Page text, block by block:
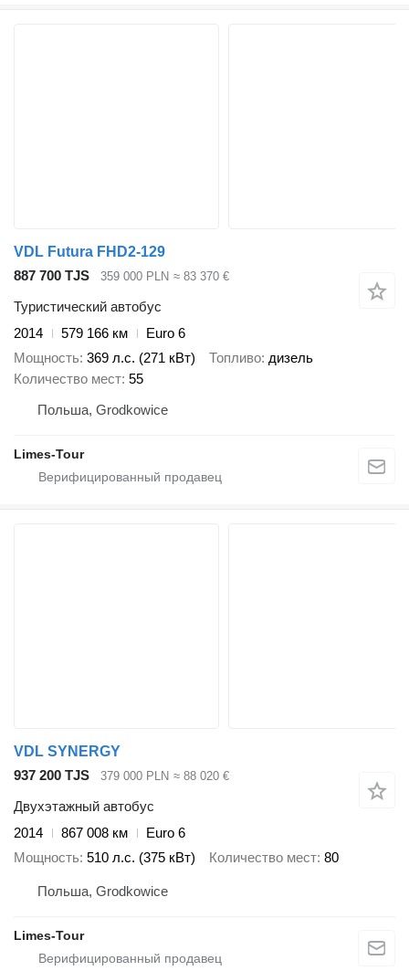
VDL Futura FHD2-129
887 700 TJS
359 000 PLN ≈ 83 370 €
Туристический автобус
2014
579 166 км
Euro 6
Мощность 369 л.с. (271 кВт) Топливо дизель
Количество мест 55
Польша, Grodkowice
Limes-Tour
VDL SYNERGY
937 200 TJS
379 000 PLN ≈ 88 020 €
Двухэтажный автобус
2014
867 008 км
Euro 6
Мощность 510 л.с. (375 кВт) Количество мест 80
Польша, Grodkowice
Limes-Tour